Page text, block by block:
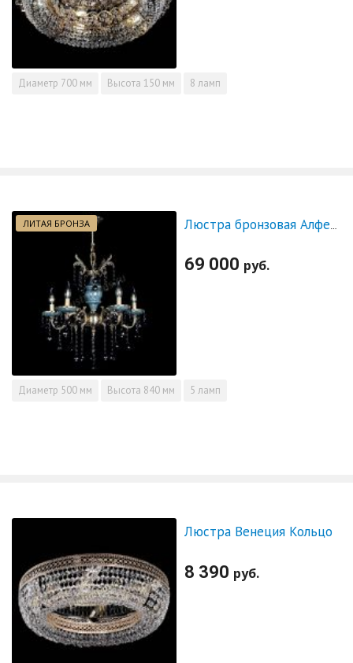
Диаметр 700 мм Высота 150 мм 8 ламп
ЛИТАЯ БРОНЗА Люстра бронзовая Алфея №5 "Малахит" шар черная
69 000 руб.
Диаметр 500 мм Высота 840 мм 5 ламп
Люстра Венеция Кольцо
8 390 руб.